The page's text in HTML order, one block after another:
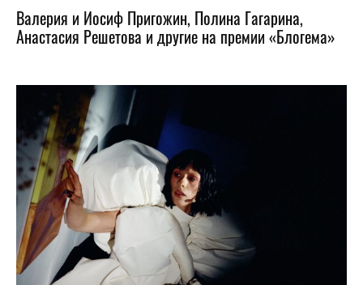
Валерия и Иосиф Пригожин, Полина Гагарина,
Анастасия Решетова и другие на премии «Блогема»